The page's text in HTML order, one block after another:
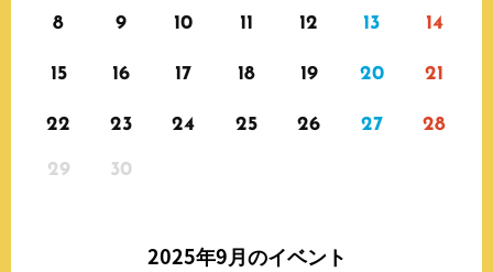
8 9 10 11 12 13 14
15 16 17 18 19 20 21
22 23 24 25 26 27 28
29 30
2025年9月のイベント